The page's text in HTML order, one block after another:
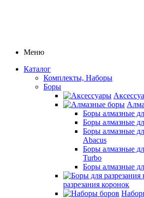
Меню
Каталог
Комплекты, Наборы
Боры
Боры алмазные
Боры алмазные
Боры алмазные
Abacus
Боры алмазные
Turbo
Боры алмазные
разрезания коронок